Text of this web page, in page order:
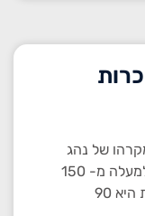
של נהג
אשר נתפס כשהוא נוהג במהירות של למעלה מ- 150
90